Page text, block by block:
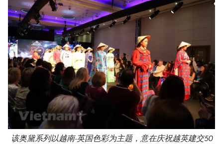
该奥黛系列以越南-英国色彩为主题，意在庆祝越英建交50